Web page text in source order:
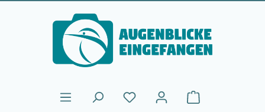
Passer au contenu principal
Le panier